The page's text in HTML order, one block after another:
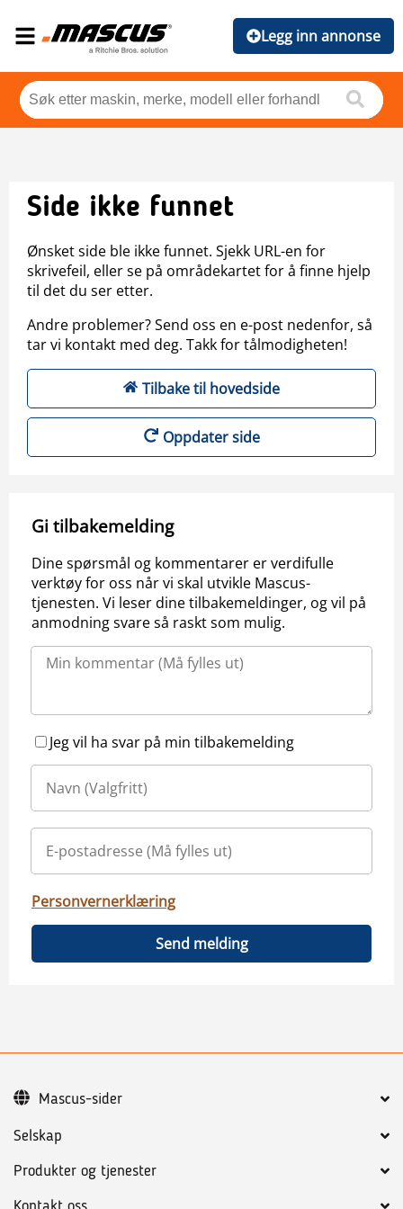
Legg inn annonse
Side ikke funnet
Ønsket side ble ikke funnet. Sjekk URL-en for
skrivefeil, eller se på områdekartet for å finne hjelp
til det du ser etter.
Andre problemer? Send oss en e-post nedenfor, så
tar vi kontakt med deg. Takk for tålmodigheten!
Tilbake til hovedside
Oppdater side
Gi tilbakemelding
Dine spørsmål og kommentarer er verdifulle
verktøy for oss når vi skal utvikle Mascus-
tjenesten. Vi leser dine tilbakemeldinger, og vil på
anmodning svare så raskt som mulig.
Jeg vil ha svar på min tilbakemelding
Personvernerklæring
Send melding
Selskap
Produkter og tjenester
Mascus-sider